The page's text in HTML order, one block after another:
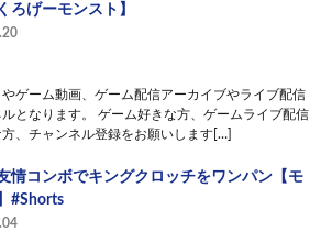
ろげーモンスト】
やゲーム動画、ゲーム配信アーカイブやライブ配信
となります。 ゲーム好きな方、ゲームライブ配信
、チャンネル登録をお願いします[…]
情コンボでキングクロッチをワンパン【モ
#Shorts